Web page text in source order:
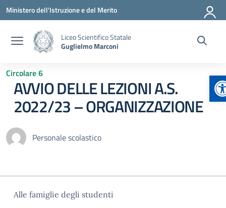
Vai ai contenuti
Vai al menu di navigazione
Vai al footer
Ministero dell'Istruzione e del Merito
Liceo Scientifico Statale
Guglielmo Marconi
Circolare 6
AVVIO DELLE LEZIONI A.S.
2022/23 – ORGANIZZAZIONE
Personale scolastico
Alle famiglie degli studenti